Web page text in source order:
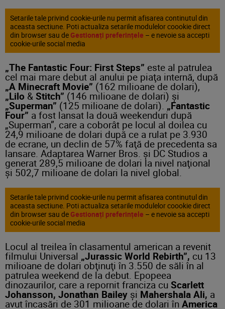
Setarile tale privind cookie-urile nu permit afisarea continutul din
aceasta sectiune. Poti actualiza setarile modulelor coookie direct
din browser sau de Gestionați preferințele – e nevoie sa accepti
cookie-urile social media
„The Fantastic Four: First Steps” este al patrulea
cel mai mare debut al anului pe piaţa internă, după
„A Minecraft Movie” (162 milioane de dolari),
„Lilo & Stitch” (146 milioane de dolari) şi
„Superman” (125 milioane de dolari).„Fantastic
Four” a fost lansat la două weekenduri după
„Superman”, care a coborât pe locul al doilea cu
24,9 milioane de dolari după ce a rulat pe 3.930
de ecrane, un declin de 57% faţă de precedenta sa
lansare. Adaptarea Warner Bros. şi DC Studios a
generat 289,5 milioane de dolari la nivel naţional
şi 502,7 milioane de dolari la nivel global.
Setarile tale privind cookie-urile nu permit afisarea continutul din
aceasta sectiune. Poti actualiza setarile modulelor coookie direct
din browser sau de Gestionați preferințele – e nevoie sa accepti
cookie-urile social media
Locul al treilea în clasamentul american a revenit
filmului Universal „Jurassic World Rebirth”, cu 13
milioane de dolari obţinuţi în 3.550 de săli în al
patrulea weekend de la debut. Epopeea
dinozaurilor, care a repornit franciza cu Scarlett
Johansson, Jonathan Bailey şi Mahershala Ali, a
avut încasări de 301 milioane de dolari în America